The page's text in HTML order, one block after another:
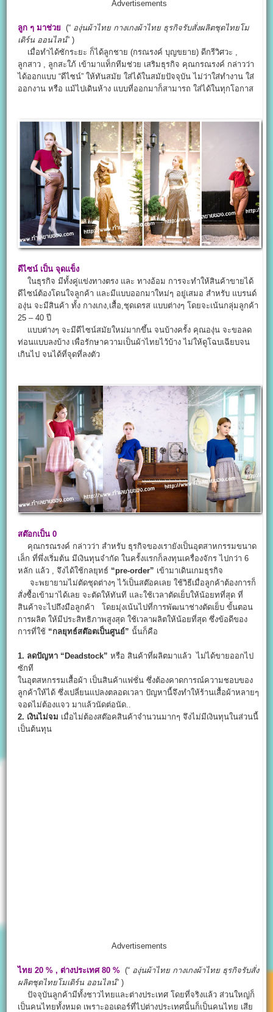
Advertisements
ลูก ๆ มาช่วย (“ องุ่นผ้าไทย กางเกงผ้าไทย ธุรกิจรับสั่งผลิตชุดไทยโม
เดิร์น ออนไลน์” )
เมื่อทำได้ซักระยะ ก็ได้ลูกชาย (กรณรงค์ บุญขยาย) ดีกรีวิศวะ ,
ลูกสาว , ลูกสะใภ้ เข้ามาแท็กทีมช่วย เสริมธุรกิจ คุณกรณรงค์ กล่าวว่า
ได้ออกแบบ “ดีไซน์” ให้ทันสมัย ใส่ได้ในสมัยปัจจุบัน ไม่ว่าใส่ทำงาน ใส่
ออกงาน หรือ แม้ไปเดินห้าง แบบที่ออกมาก็สามารถ ใส่ได้ในทุกโอกาส
ดีไซน์ เป็น จุดแข็ง
ในธุรกิจ มีทั้งคู่แข่งทางตรง และ ทางอ้อม การจะทำให้สินค้าขายได้
ดีไซน์ต้องโดนใจลูกค้า และมีแบบออกมาใหม่ๆ อยู่เสมอ สำหรับ แบรนด์
องุ่น จะมีสินค้า ทั้ง กางเกง,เสื้อ,ชุดเดรส แบบต่างๆ โดยจะเน้นกลุ่มลูกค้า
25 – 40 ปี
แบบต่างๆ จะมีดีไซน์สมัยใหม่มากขึ้น จนบ้างครั้ง คุณองุ่น จะขอลด
ท่อนแบบลงบ้าง เพื่อรักษาความเป็นผ้าไทยไว้บ้าง ไม่ให้ดูโฉบเฉียบจน
เกินไป จนได้ที่จุดที่ลงตัว
สต๊อกเป็น 0
คุณกรณรงค์ กล่าวว่า สำหรับ ธุรกิจของเรายังเป็นอุตสาหกรรมขนาด
เล็ก ที่พึ่งเริ่มต้น มีเงินทุนจำกัด ในครั้งแรกก็ลงทุนเครื่องจักร ไปกว่า 6
หลัก แล้ว , จึงได้ใช้กลยุทธ์ “pre-order” เข้ามาเดินเกมธุรกิจ
จะพยายามไม่ตัดชุดต่างๆ ไว้เป็นสต๊อคเลย ใช้วิธีเมื่อลูกค้าต้องการก็
สั่งซื้อเข้ามาได้เลย จะตัดให้ทันที และใช้เวลาตัดเย็บให้น้อยทที่สุด ที่
สินค้าจะไปถึงมือลูกค้า โดยมุ่งเน้นไปที่การพัฒนาช่างตัดเย็บ ขั้นตอน
การผลิต ให้มีประสิทธิภาพสูงสุด ใช้เวลาผลิตให้น้อยที่สุด ซึ่งข้อดีของ
การที่ใช้ “กลยุทธ์สต๊อตเป็นศูนย์” นั้นก็คือ
1. ลดปัญหา “Deadstock” หรือ สินค้าที่ผลิตมาแล้ว ไม่ได้ขายออกไป
ซักที
ในอุตสหกรรมเสื้อผ้า เป็นสินค้าแฟชั่น ซึ่งต้องคาดการณ์ความชอบของ
ลูกค้าให้ได้ ซึ่งเปลี่ยนแปลงตลอดเวลา ปัญหานี้จึงทำให้ร้านเสื้อผ้าหลายๆ
จอดไม่ต้องแจว มาแล้วนัดต่อนัด..
2. เงินไม่จม เมื่อไม่ต้องสต๊อคสินค้าจำนวนมากๆ จึงไม่มีเงินทุนในส่วนนี้
เป็นต้นทุน
Advertisements
ไทย 20 % , ต่างประเทศ 80 % (“ องุ่นผ้าไทย กางเกงผ้าไทย ธุรกิจรับสั่ง
ผลิตชุดไทยโมเดิร์น ออนไลน์” )
ปัจจุบันลูกค้ามีทั้งชาวไทยและต่างประเทศ โดยที่จริงแล้ว ส่วนใหญ่ก็
เป็นคนไทยทั้งหมด เพราะออเดอร์ที่ไปต่างประเทศนั้นก็เป็นคนไทย เสีย